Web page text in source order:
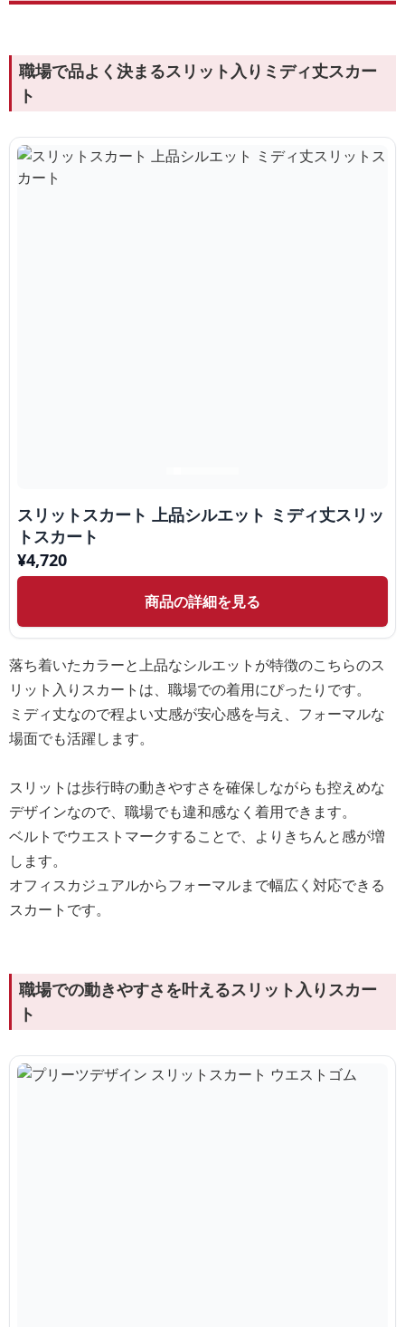
職場で品よく決まるスリット入りミディ丈スカー
ト
スリットスカート 上品シルエット ミディ丈スリッ
トスカート
¥4,720
商品の詳細を見る
落ち着いたカラーと上品なシルエットが特徴のこちらのス
リット入りスカートは、職場での着用にぴったりです。
ミディ丈なので程よい丈感が安心感を与え、フォーマルな
場面でも活躍します。
スリットは歩行時の動きやすさを確保しながらも控えめな
デザインなので、職場でも違和感なく着用できます。
ベルトでウエストマークすることで、よりきちんと感が増
します。
オフィスカジュアルからフォーマルまで幅広く対応できる
スカートです。
職場での動きやすさを叶えるスリット入りスカー
ト